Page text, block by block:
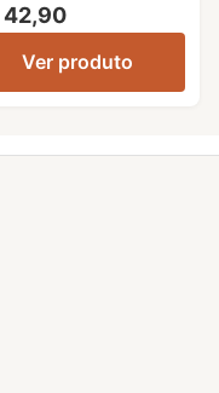
42,90
Ver produto